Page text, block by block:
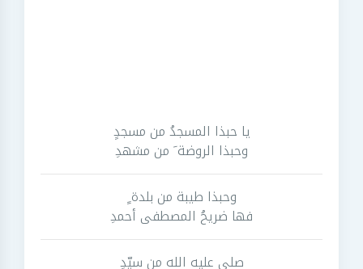
يا حبذا المسجدُ من مسجدٍ
وحبذا الروضة َ من مشهدِ
وحبذا طيبة من بلدة ٍ
فها ضريحُ المصطفى أحمدِ
صلى عليه الله من سيِّدٍ